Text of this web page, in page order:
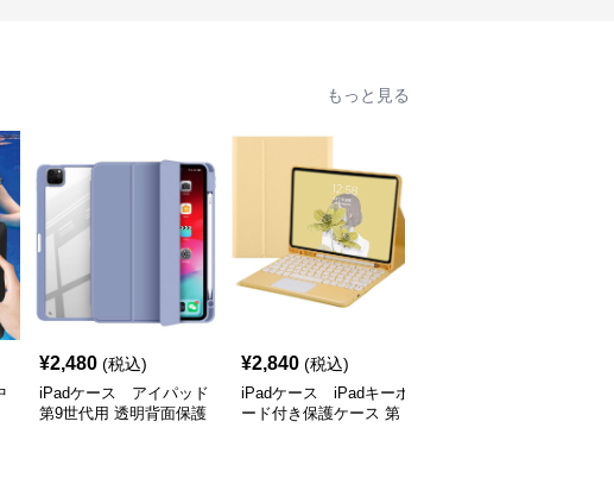
もっと見る
¥2,480 (税込)
iPadケース アイパッド
第9世代用 透明背面保護
¥2,840 (税込)
iPadケース iPadキーボ
ード付き保護ケース 第